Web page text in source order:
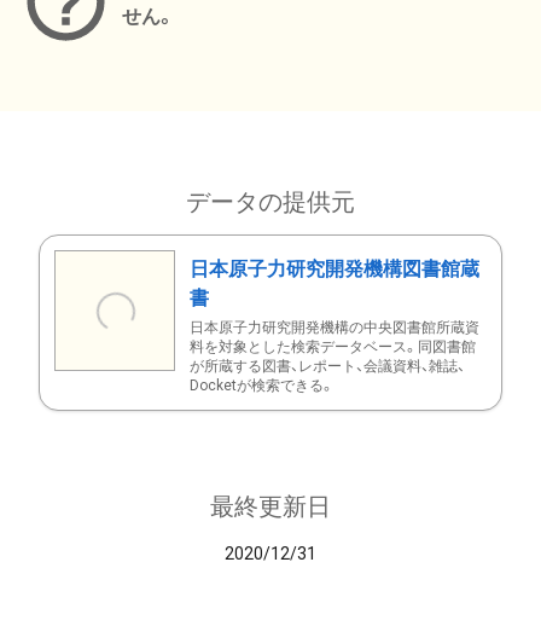
せん。
データの提供元
日本原子力研究開発機構図書館蔵
書
日本原子力研究開発機構の中央図書館所蔵資
料を対象とした検索データベース。同図書館
が所蔵する図書、レポート、会議資料、雑誌、
Docketが検索できる。
最終更新日
2020/12/31